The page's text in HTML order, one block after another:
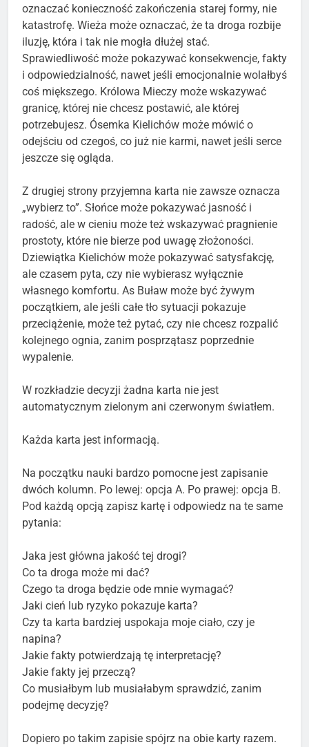
oznaczać konieczność zakończenia starej formy, nie
katastrofę. Wieża może oznaczać, że ta droga rozbije
iluzję, która i tak nie mogła dłużej stać.
Sprawiedliwość może pokazywać konsekwencje, fakty
i odpowiedzialność, nawet jeśli emocjonalnie wolałbyś
coś miększego. Królowa Mieczy może wskazywać
granicę, której nie chcesz postawić, ale której
potrzebujesz. Ósemka Kielichów może mówić o
odejściu od czegoś, co już nie karmi, nawet jeśli serce
jeszcze się ogląda.
Z drugiej strony przyjemna karta nie zawsze oznacza
„wybierz to”. Słońce może pokazywać jasność i
radość, ale w cieniu może też wskazywać pragnienie
prostoty, które nie bierze pod uwagę złożoności.
Dziewiątka Kielichów może pokazywać satysfakcję,
ale czasem pyta, czy nie wybierasz wyłącznie
własnego komfortu. As Buław może być żywym
początkiem, ale jeśli całe tło sytuacji pokazuje
przeciążenie, może też pytać, czy nie chcesz rozpalić
kolejnego ognia, zanim posprzątasz poprzednie
wypalenie.
W rozkładzie decyzji żadna karta nie jest
automatycznym zielonym ani czerwonym światłem.
Każda karta jest informacją.
Na początku nauki bardzo pomocne jest zapisanie
dwóch kolumn. Po lewej: opcja A. Po prawej: opcja B.
Pod każdą opcją zapisz kartę i odpowiedz na te same
pytania:
Jaka jest główna jakość tej drogi?
Co ta droga może mi dać?
Czego ta droga będzie ode mnie wymagać?
Jaki cień lub ryzyko pokazuje karta?
Czy ta karta bardziej uspokaja moje ciało, czy je
napina?
Jakie fakty potwierdzają tę interpretację?
Jakie fakty jej przeczą?
Co musiałbym lub musiałabym sprawdzić, zanim
podejmę decyzję?
Dopiero po takim zapisie spójrz na obie karty razem.